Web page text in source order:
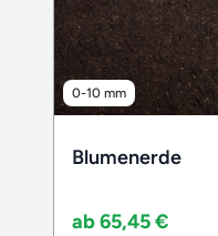
0-10 mm
Blumenerde
ab 65,45 €